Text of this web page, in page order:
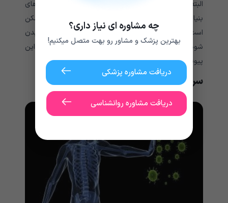
البته دقت داشته باشید که شیوه درمانی پیوند سلول های
بنیادی نیز خطراتی را به همراه خواهد داشت. بدن شما ممکن
است پیوند را رد کرده و منجر به عوارض خطرناکی در بدن
شود. علاوه بر این همه افراد گزینه های خوبی برای انجام این
پیوند نبوده و ابتدا باید یک اهدا کننده مناسب پیدا کنید.
سرکوب کننده سیستم ایمنی
چه مشاوره ای نیاز داری؟
بهترین پزشک و مشاور رو بهت متصل میکنیم!
دریافت مشاوره پزشکی
دریافت مشاوره روانشناسی